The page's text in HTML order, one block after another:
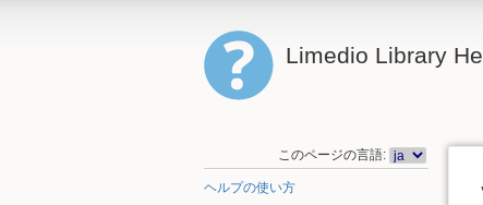
Limedio Library
このページの言語:
ヘルプの使い方